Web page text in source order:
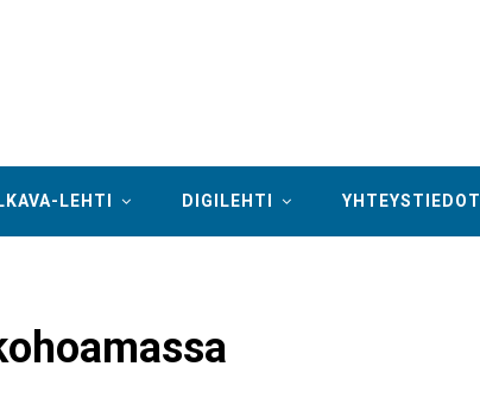
LEHTI DIGILEHTI YHTEYSTIEDOT